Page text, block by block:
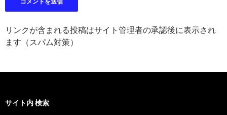
リンクが含まれる投稿はサイト管理者の承認後に表示され
ます（スパム対策）
サイト内 検索